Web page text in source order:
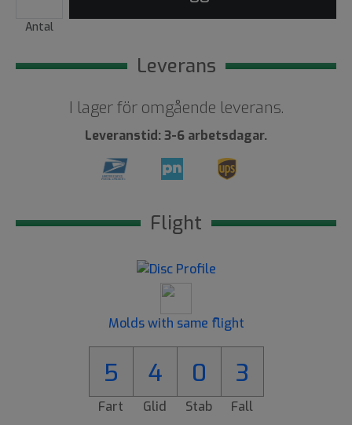
Antal
Leverans
I lager för omgående leverans.
Leveranstid: 3-6 arbetsdagar.
Flight
Molds with same flight
5 4 0 3
Fart Glid Stab Fall